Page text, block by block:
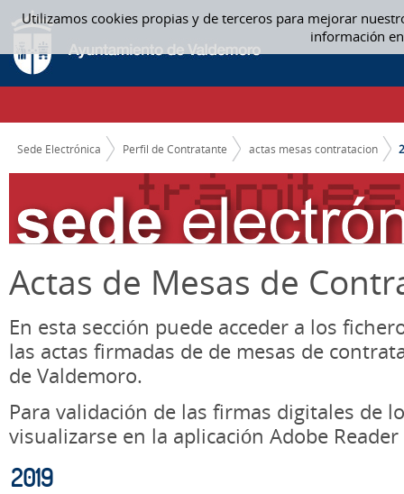
Utilizamos cookies propias y de terceros para mejorar
información
Saltar al contenido
2019 - ACTAS MESAS CONTRATACION
CAMINO DE MIGAS
Sede Electrónica Perfil de Contratante actas mesas contratacion
Actas de Mesas de
En esta sección puede acceder a los
las actas firmadas de de mesas de
de Valdemoro.
Para validación de las firmas digitales de
visualizarse en la aplicación Adobe Reader
2019